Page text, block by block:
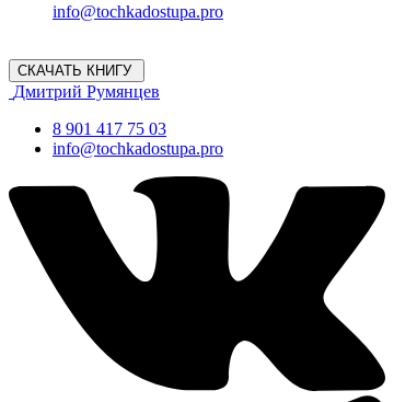
info@tochkadostupa.pro
СКАЧАТЬ КНИГУ
Дмитрий Румянцев
8 901 417 75 03
info@tochkadostupa.pro